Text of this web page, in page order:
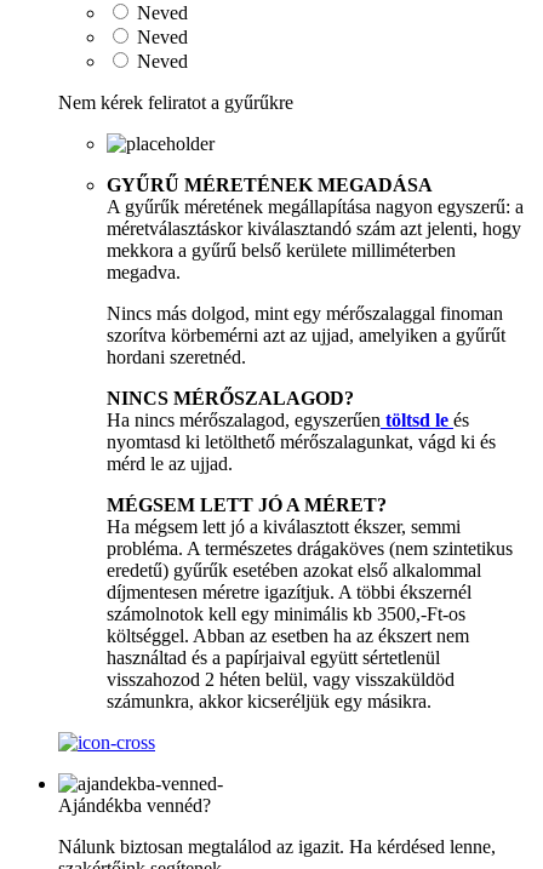
Neved
Neved
Neved
Nem kérek feliratot a gyűrűkre
GYŰRŰ MÉRETÉNEK MEGADÁSA
A gyűrűk méretének megállapítása nagyon egyszerű: a
méretválasztáskor kiválasztandó szám azt jelenti, hogy
mekkora a gyűrű belső kerülete milliméterben
megadva.
Nincs más dolgod, mint egy mérőszalaggal finoman
szorítva körbemérni azt az ujjad, amelyiken a gyűrűt
hordani szeretnéd.
NINCS MÉRŐSZALAGOD?
Ha nincs mérőszalagod, egyszerűen töltsd le és
nyomtasd ki letölthető mérőszalagunkat, vágd ki és
mérd le az ujjad.
MÉGSEM LETT JÓ A MÉRET?
Ha mégsem lett jó a kiválasztott ékszer, semmi
probléma. A természetes drágaköves (nem szintetikus
eredetű) gyűrűk esetében azokat első alkalommal
díjmentesen méretre igazítjuk. A többi ékszernél
számolnotok kell egy minimális kb 3500,-Ft-os
költséggel. Abban az esetben ha az ékszert nem
használtad és a papírjaival együtt sértetlenül
visszahozod 2 héten belül, vagy visszaküldöd
számunkra, akkor kicseréljük egy másikra.
Ajándékba vennéd?
Nálunk biztosan megtalálod az igazit. Ha kérdésed lenne,